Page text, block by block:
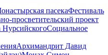
пасекаФестиваль
просветительский проект
НурсийскогоСоциальное
Архимандрит Давид